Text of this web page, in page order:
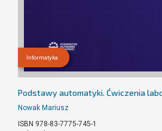
Informatyka
Podstawy automatyki. Ćwiczenia
Nowak Mariusz
ISBN 978-83-7775-745-1